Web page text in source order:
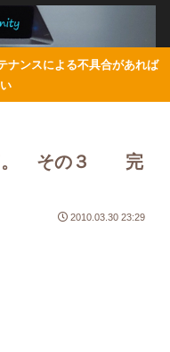
ナンスによる不具合があれば
。 その３ 完
2010.03.30 23:29